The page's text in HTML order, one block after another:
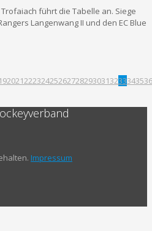
führt die Tabelle an. Siege
Langenwang II und den EC Blue
192021222324252627282930313233343536
Impressum